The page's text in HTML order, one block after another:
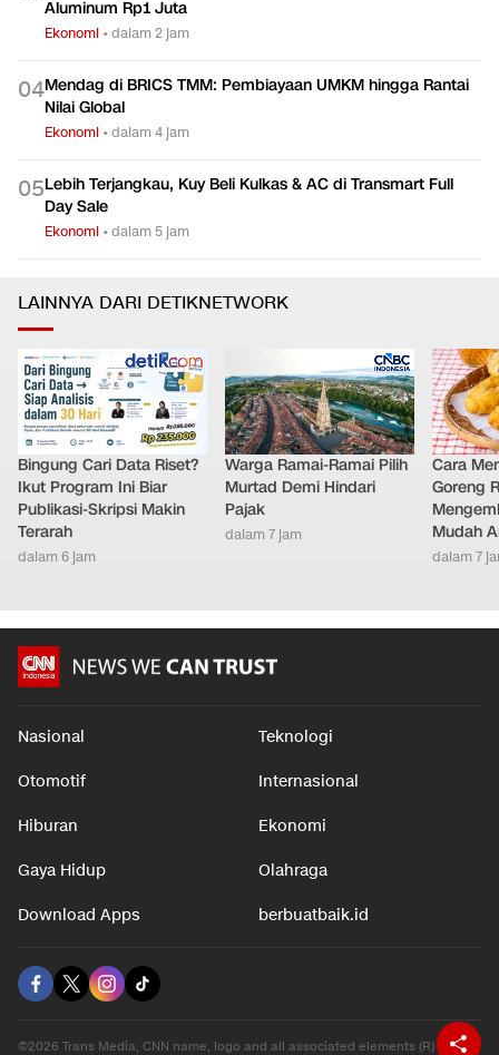
Aluminum Rp1 Juta
Ekonomi •dalam 2 jam
04Mendag di BRICS TMM: Pembiayaan UMKM hingga Rantai
Nilai Global
Ekonomi •dalam 4 jam
05Lebih Terjangkau, Kuy Beli Kulkas & AC di Transmart Full
Day Sale
Ekonomi •dalam 5 jam
LAINNYA DARI DETIKNETWORK
Bingung Cari Data Riset?
Ikut Program Ini Biar
Publikasi-Skripsi Makin
Terarah
dalam 6 jam
Warga Ramai-Ramai Pilih
Murtad Demi Hindari
Pajak
dalam 7 jam
Cara
Goreng
Mudah
dalam 7
Nasional Teknologi
Otomotif Internasional
Hiburan Ekonomi
Gaya Hidup Olahraga
Download Apps berbuatbaik.id
©2026 Trans Media, CNN name, logo and all associated elements (R) and ©